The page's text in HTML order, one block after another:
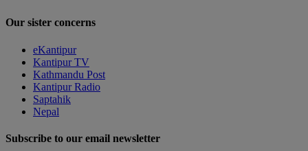
Our sister concerns
eKantipur
Kantipur TV
Kathmandu Post
Kantipur Radio
Saptahik
Nepal
Subscribe to our email newsletter